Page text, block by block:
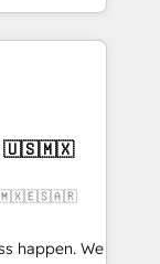
and make
in
by
we
well the
🇺🇸🇲🇽
🇺🇸🇲🇽🇪🇸🇦🇷
happen. We